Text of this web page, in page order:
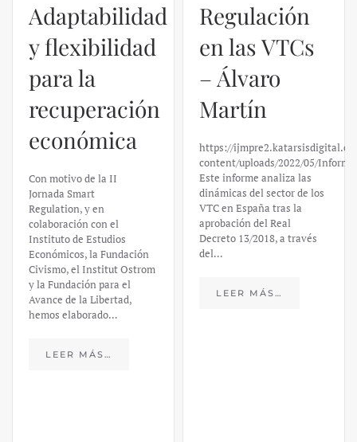
Regulación
en las VTCs
– Álvaro
Martín
https://ijmpre2.katarsisdigital.com/wp-
content/uploads/2022/05/Informe_sobre_las_VTC.pdf
Este informe analiza las
dinámicas del sector de los
VTC en España tras la
aprobación del Real
Decreto 13/2018, a través
del…
LEER MÁS…
El caso de
Silicon
Valley Bank:
un análisis
financiero –
Daniel
Fernández